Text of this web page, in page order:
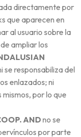
directamente por
que aparecen en
al usuario sobre la
ampliar los
se responsabiliza del
enlazados; ni
por lo que
ANDno se
por parte